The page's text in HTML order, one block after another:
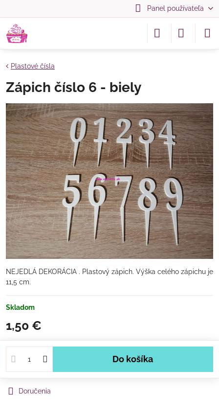
Panel používateľa
Plastové čísla
Zápich číslo 6 - biely
NEJEDLÁ DEKORÁCIA . Plastový zápich. Výška celého zápichu je
11,5 cm.
Skladom
1,50 €
Do košíka
Doručenia